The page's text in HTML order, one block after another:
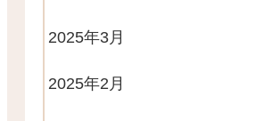
2025年3月
2025年2月